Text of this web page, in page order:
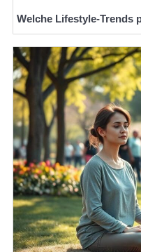
Welche Lifestyle-Trends